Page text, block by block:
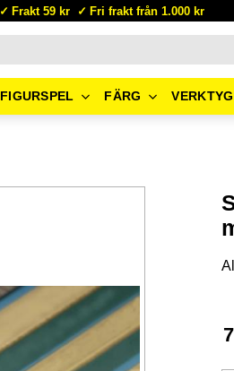
Frakt 59 kr Fri frakt från 1.000 kr
FIGURSPEL FÄRG VERKTYG